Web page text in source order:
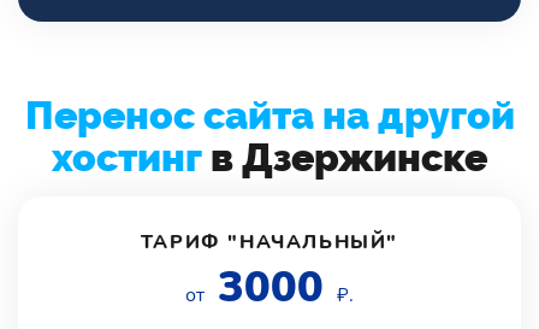
Перенос сайта на другой
хостинг в Дзержинске
ТАРИФ "НАЧАЛЬНЫЙ"
от 3000 ₽.